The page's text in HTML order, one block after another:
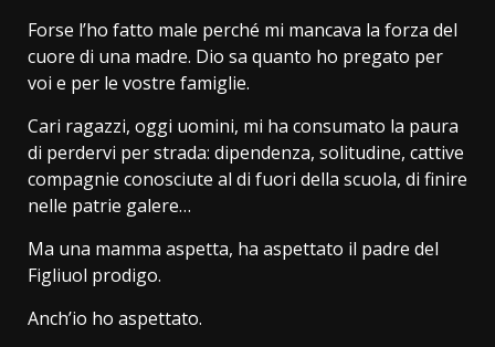
Forse l’ho fatto male perché mi mancava la forza del
cuore di una madre. Dio sa quanto ho pregato per
voi e per le vostre famiglie.
Cari ragazzi, oggi uomini, mi ha consumato la paura
di perdervi per strada: dipendenza, solitudine, cattive
compagnie conosciute al di fuori della scuola, di finire
nelle patrie galere…
Ma una mamma aspetta, ha aspettato il padre del
Figliuol prodigo.
Anch’io ho aspettato.